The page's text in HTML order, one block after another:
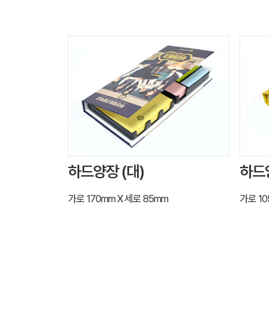
하드양장 (대)
가로 170mm X 세로 85mm
하드
가로